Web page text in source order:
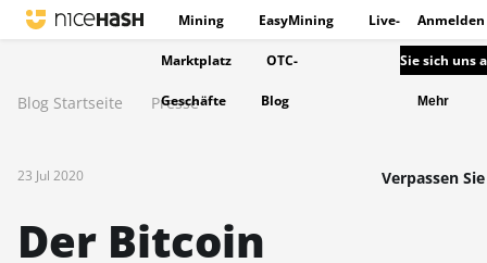
Mining EasyMining Live-
Marktplatz OTC-
Geschäfte Blog
Anmelden
Sie sich uns
Mehr
Blog Startseite Presse
23 Jul 2020
Der Bitcoin
Verpassen